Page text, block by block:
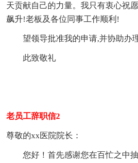
天贡献自己的力量。我只有衷心祝
飙升!老板及各位同事工作顺利!
望领导批准我的申请,并协助办
此致敬礼
老员工辞职信2
尊敬的xx医院院长：
您好！首先感谢您在百忙之中抽